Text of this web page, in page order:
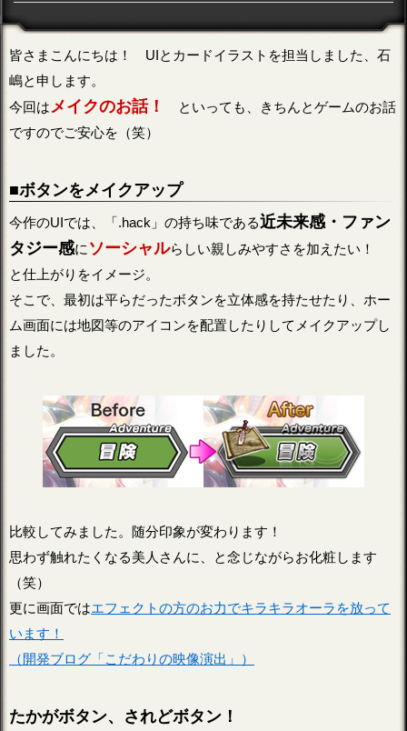
皆さまこんにちは！ UIとカードイラストを担当しました、石
嶋と申します。
今回は メイクのお話！
といっても、きちんとゲームのお話
ですのでご安心を（笑）
■ボタンをメイクアップ
今作のUIでは、「.hack」の持ち味である近未来感・ファン
タジー感に ソーシャルらしい親しみやすさを加えたい！
と仕上がりをイメージ。
そこで、最初は平らだったボタンを立体感を持たせたり、ホー
ム画面には地図等のアイコンを配置したりしてメイクアップし
ました。
比較してみました。随分印象が変わります！
思わず触れたくなる美人さんに、と念じながらお化粧します
（笑）
更に画面ではエフェクトの方のお力でキラキラオーラを放って
います！
（開発ブログ「こだわりの映像演出」）
たかがボタン、されどボタン！